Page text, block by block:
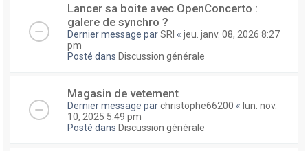
Lancer sa boite avec OpenConcerto :
galere de synchro ?
Dernier message parSRI « jeu. janv. 08, 2026 8:27
pm
Posté dans Discussion générale
Magasin de vetement
Dernier message parchristophe66200 « lun. nov.
10, 2025 5:49 pm
Posté dans Discussion générale